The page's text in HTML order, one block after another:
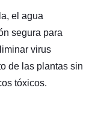
el agua
segura para
virus
de las plantas sin
tóxicos.